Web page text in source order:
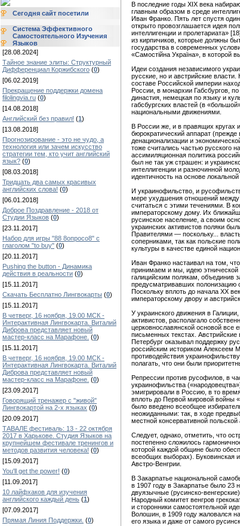
Сегодня сайт посетили
Система Эффективного
Самостоятельного Изучения
Языков
[28.08.2024]
Тайное знание элиты: Структурный
Дифференциал Коржибского (0)
[06.02.2019]
Прекращение поддержки домена
filolingvia.ru (0)
[14.08.2018]
Английский без правил! (1)
[13.08.2018]
Прогнозирование - это не чудо, а
технология или зачем искусство
стратегии тем, кто учит английский
язык? (0)
[08.03.2018]
Тридцать два самых красивых
английских слова! (0)
[06.01.2018]
Доброе Поздравление - 2018 от
Студии Языков (0)
[23.11.2017]
Набор для игры "88 8опросо8" с
глаголом "to buy" (0)
[20.11.2017]
Pushing the button - Динамика
действия в реальности (0)
[15.11.2017]
Скачать Бесплатно Лингвокарты (0)
[15.11.2017]
В четверг, 16 ноября, 19.00 МСК -
Интерактивная Лингвокарта. Виталий
Диброва представляет новый
мастер-класс на Марафоне. (0)
[15.11.2017]
В четверг, 16 ноября, 19.00 МСК -
Интерактивная Лингвокарта. Виталий
Диброва представляет новый
мастер-класс на Марафоне. (0)
[23.09.2017]
Говорящий тренажер с "живой"
Лингвокартой на 2-х языках (0)
[20.09.2017]
ТАВАЛЕ фестиваль: 13 - 22 октября
2017 в Харькове. Студия Языков на
крупнейшем фестивале тренингов и
методов развития человека! (0)
[15.09.2017]
You'll get the power! (0)
[11.09.2017]
10 лайфхаков для изучения
английского каждый день (1)
[07.09.2017]
Прямая Линия Поддержки. (0)
В последние годы XIX века
главным образом в среде
Иван Франко. Пять лет спустя
открыто провозглашается идея
интеллигенции и пролетариата»
из кирпичиков, которые должны
государства в современных
«Самостійна Украïна», в которой
Идеи создания независимого
русские, но и австрийские
составе Российской империи
России, в монархии Габсбургов,
династия, немецкая по языку и
габсбургских властей (в
национальными движениями.
В России же, и в правящих кругах
бюрократический аппарат
денационализации и
тоже считались частью русского
ассимиляционная политика
был не так уж страшен: и
интеллигенции и разночинной
идентичность на основе
И украинофильство, и
мере ухудшения отношений между
считаться с этими течениями. В
императорскому дому. Их
русинское население, а своим
украинских активистов поляки
Правителями — поскольку...
соперниками, так как польские
культуры в качестве единой
Иван Франко настаивал на том,
принимаем и мы, идею этнической
галицийским полякам, объединив
предусматривавших полонизацию
Поскольку вплоть до начала ХХ
императорскому двору и
У украинского движения в
активистов, располагало
церковнославянской основой все
письменных текстах. Австрийские
Петербург оказывал поддержку
российским историком Алексеем
противодействия
полагать, что они были
Репрессии против русофилов, в
украинофильства
эмигрировали в Россию, в то
вплоть до Первой мировой войны
было введено всеобщее
неожиданными: так, в ходе
местной консервативной польской
Следует, однако, отметить, что
постепенно сложилось
которой каждой общине было
всеобщих выборах). Буковинская
Австро-Венгрии.
В Закарпатье национальной
в 1907 году в Закарпатье было
двуязычные (русинско-
Народный комитет венгров
и сторонники самостоятельной
Волошин, в 1909 году жаловался
его языка и даже от самого